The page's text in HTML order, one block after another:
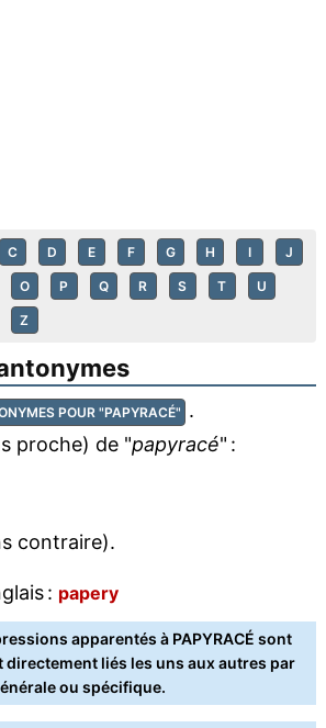
C D E F G H I J
O P Q R S T U
Z
POUR "PAPYRACÉ" .
proche) de "papyracé" :
contraire).
: papery
apparentés à PAPYRACÉ sont
directement liés les uns aux autres par
ou spécifique.